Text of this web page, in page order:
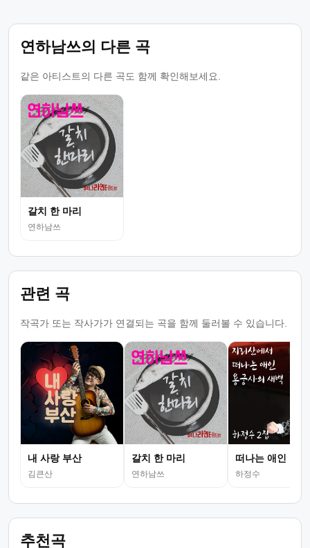
연하남쓰의 다른 곡
같은 아티스트의 다른 곡도 함께 확인해보세요.
갈치 한 마리
연하남쓰
관련 곡
작곡가 또는 작사가가 연결되는 곡을 함께 둘러볼 수 있습니다.
내 사랑 부산
김큰산
갈치 한 마리
연하남쓰
떠나는 애인
하정수
추천곡